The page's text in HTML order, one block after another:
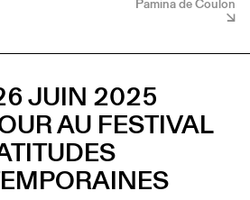
Pamina de Coulon
JUIN 2025
AU FESTIVAL